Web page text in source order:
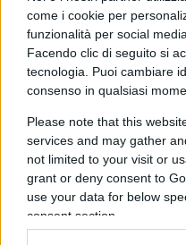
come i cookie per
funzionalità per social
Facendo clic di seguito si
tecnologia. Puoi cambiare
consenso in qualsiasi
Please note that this
services and may gather
not limited to your visit or
grant or deny consent to
use your data for below
consent section.
Leggi anche:
Una cifra da
pagare i migranti
La polizia svela il
l’escamotage per
Migranti in Albania,
a calci nel sedere